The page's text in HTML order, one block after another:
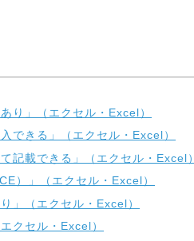
り」（エクセル・Excel）
できる」（エクセル・Excel）
記載できる」（エクセル・Excel）
）」（エクセル・Excel）
」（エクセル・Excel）
クセル・Excel）